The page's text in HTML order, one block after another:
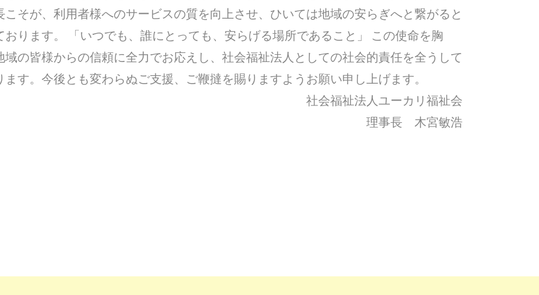
こそが、利用者様へのサービスの質を向上させ、ひいては地域の安らぎへと繋がると
おります。 「いつでも、誰にとっても、安らげる場所であること」 この使命を胸
域の皆様からの信頼に全力でお応えし、社会福祉法人としての社会的責任を全うして
ます。今後とも変わらぬご支援、ご鞭撻を賜りますようお願い申し上げます。
社会福祉法人ユーカリ福祉会
理事長 木宮敏浩